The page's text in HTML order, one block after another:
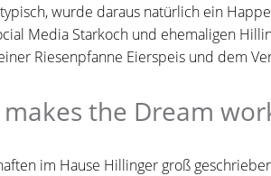
wurde daraus natürlich ein
Media Starkoch und ehemaligen
Riesenpfanne Eierspeis und dem
the Dream
im Hause Hillinger groß